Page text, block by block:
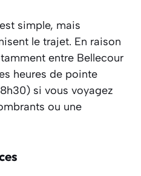
simple, mais
le trajet. En raison
entre Bellecour
heures de pointe
si vous voyagez
ou une